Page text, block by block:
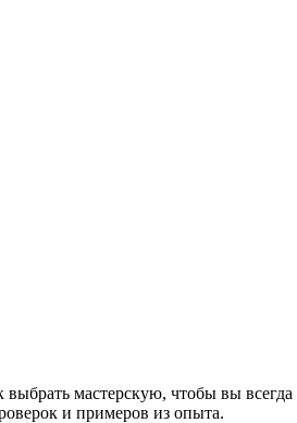
мастерскую, чтобы вы всегда
и примеров из опыта.